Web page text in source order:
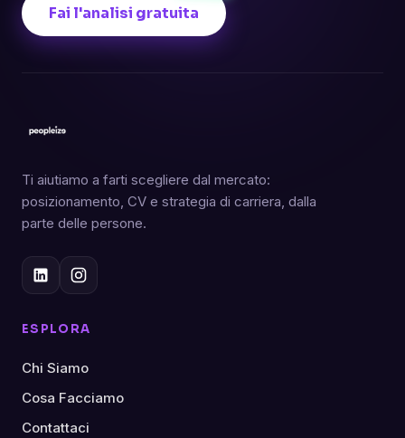
Fai l'analisi gratuita
Ti aiutiamo a farti scegliere dal mercato:
posizionamento, CV e strategia di carriera, dalla
parte delle persone.
ESPLORA
Chi Siamo
Cosa Facciamo
Contattaci